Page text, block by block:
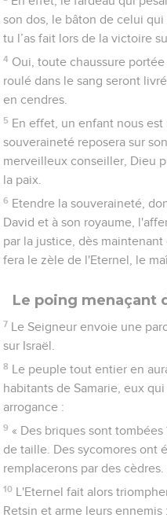
son dos, le bâton de celui
tu l’as fait lors de la victoire
4 Oui, toute chaussure
roulé dans le sang seront
en cendres.
5 En effet, un enfant nous
souveraineté reposera sur
merveilleux conseiller, Dieu
la paix.
6 Etendre la souveraineté,
David et à son royaume,
par la justice, dès
fera le zèle de l'Eternel, le
Le poing menaçant
7 Le Seigneur envoie une
sur Israël.
8 Le peuple tout entier en
habitants de Samarie, eux
arrogance :
9 « Des briques sont
de taille. Des sycomores ont
remplacerons par des cèdres.
10 L'Eternel fait alors
Retsin et arme leurs ennemis :